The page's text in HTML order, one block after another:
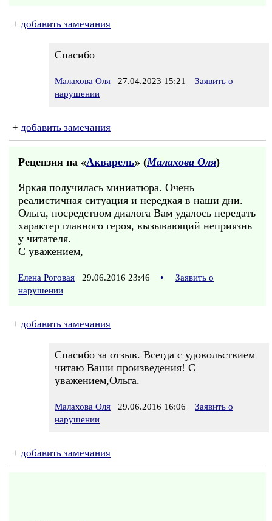
+ добавить замечания
Спасибо
Малахова Оля 27.04.2023 15:21
Заявить о
нарушении
+ добавить замечания
Рецензия на «Акварель» (Малахова Оля)
Яркая получилась миниатюра. Очень
реалистичная ситуация и нередкая в наши дни.
Ольга, посредством диалога Вам удалось передать
характер главного героя, вызывающий неприязнь
у читателя.
С уважением,
Елена Роговая 29.06.2016 23:46 •
Заявить о
нарушении
+ добавить замечания
Спасибо за отзыв. Всегда с удовольствием
читаю Ваши произведения! С
уважением,Ольга.
Малахова Оля 29.06.2016 16:06
Заявить о
нарушении
+ добавить замечания